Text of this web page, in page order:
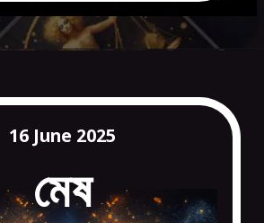
মেষ
16 June 2025